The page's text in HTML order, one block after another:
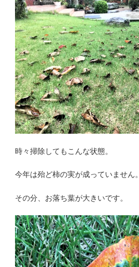
時々掃除してもこんな状態。
今年は殆ど柿の実が成っていません。
その分、お落ち葉が大きいです。